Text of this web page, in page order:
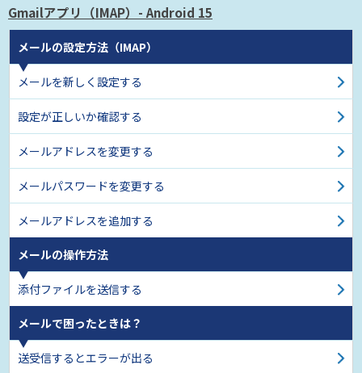
Gmailアプリ（IMAP） - Android 15
メールの設定方法（IMAP）
メールを新しく設定する
設定が正しいか確認する
メールアドレスを変更する
メールパスワードを変更する
メールアドレスを追加する
メールの操作方法
添付ファイルを送信する
メールで困ったときは？
送受信するとエラーが出る